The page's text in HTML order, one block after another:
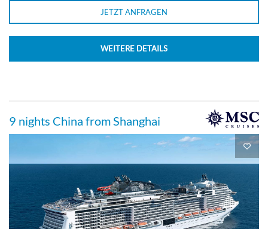
JETZT ANFRAGEN
WEITERE DETAILS
9 nights China from Shanghai